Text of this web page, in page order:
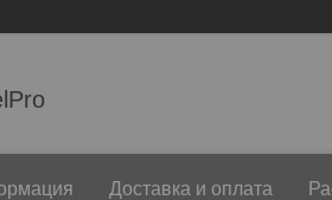
Доставка и оплата